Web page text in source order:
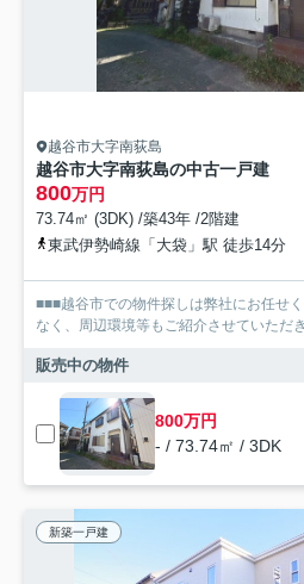
越谷市大字南荻島
越谷市大字南荻島の中古一戸建
800万円
73.74㎡ (3DK) /築43年 /2階建
東武伊勢崎線「大袋」駅 徒歩14分
■■■越谷市での物件探しは弊社にお任せ
なく、周辺環境等もご紹介させていただ
販売中の物件
800万円
- / 73.74㎡ / 3DK
新築一戸建